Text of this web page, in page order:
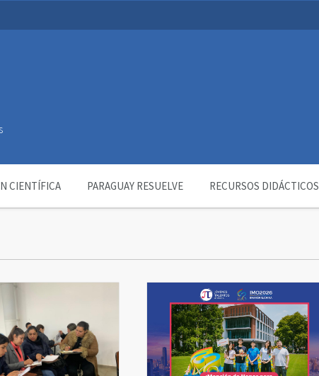
CIENTÍFICA PARAGUAY RESUELVE RECURSOS DIDÁCTICOS